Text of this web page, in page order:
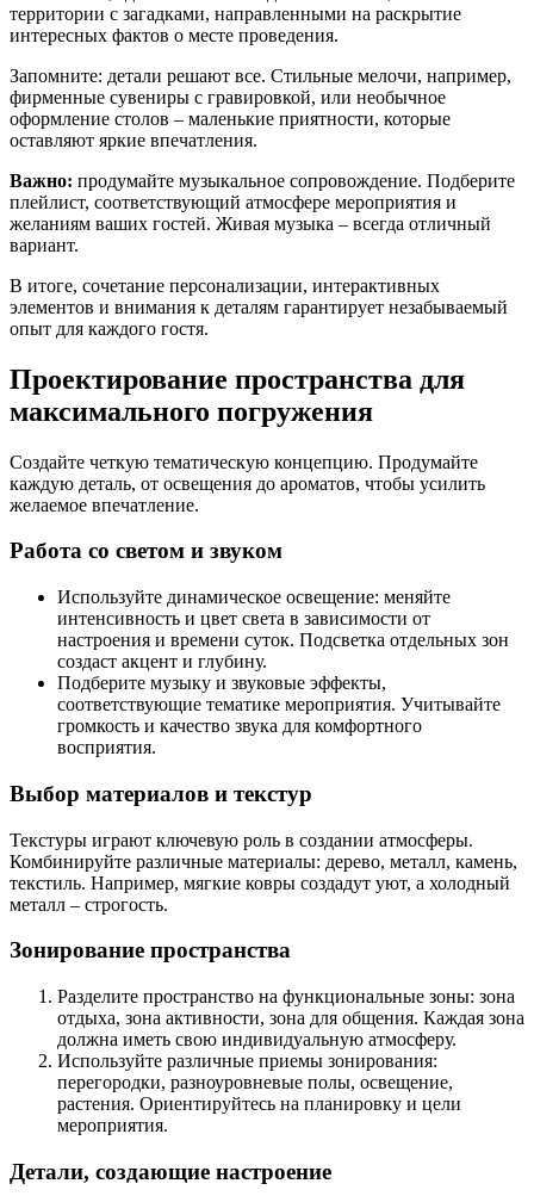
территории с загадками, направленными на раскрытие
интересных фактов о месте проведения.
Запомните: детали решают все. Стильные мелочи, например,
фирменные сувениры с гравировкой, или необычное
оформление столов – маленькие приятности, которые
оставляют яркие впечатления.
Важно: продумайте музыкальное сопровождение. Подберите
плейлист, соответствующий атмосфере мероприятия и
желаниям ваших гостей. Живая музыка – всегда отличный
вариант.
В итоге, сочетание персонализации, интерактивных
элементов и внимания к деталям гарантирует незабываемый
опыт для каждого гостя.
Проектирование пространства для
максимального погружения
Создайте четкую тематическую концепцию. Продумайте
каждую деталь, от освещения до ароматов, чтобы усилить
желаемое впечатление.
Работа со светом и звуком
Используйте динамическое освещение: меняйте
интенсивность и цвет света в зависимости от
настроения и времени суток. Подсветка отдельных зон
создаст акцент и глубину.
Подберите музыку и звуковые эффекты,
соответствующие тематике мероприятия. Учитывайте
громкость и качество звука для комфортного
восприятия.
Выбор материалов и текстур
Текстуры играют ключевую роль в создании атмосферы.
Комбинируйте различные материалы: дерево, металл, камень,
текстиль. Например, мягкие ковры создадут уют, а холодный
металл – строгость.
Зонирование пространства
Разделите пространство на функциональные зоны: зона
отдыха, зона активности, зона для общения. Каждая зона
должна иметь свою индивидуальную атмосферу.
Используйте различные приемы зонирования:
перегородки, разноуровневые полы, освещение,
растения. Ориентируйтесь на планировку и цели
мероприятия.
Детали, создающие настроение